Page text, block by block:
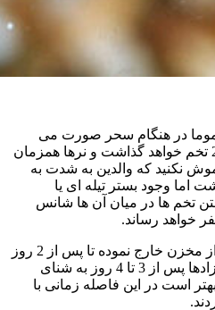
در هنگام سحر صورت می
گیرد، ماهی دانیو ماده حدود 200 تخم خواهد گذاشت و نرها همزمان
نکنید که والدین به شدت به
اما وجود بستر تیله ای یا
تخم ها در میان آن ها شانس
خواهد رساند.
پس از تخم ریزی باید والدین را از مخزن خارج نموده تا پس از 2 روز
شاهد تولد نوزادان باشید. این نوزادها پس از 3 تا 4 روز به شنای
است در این فاصله زمانی با